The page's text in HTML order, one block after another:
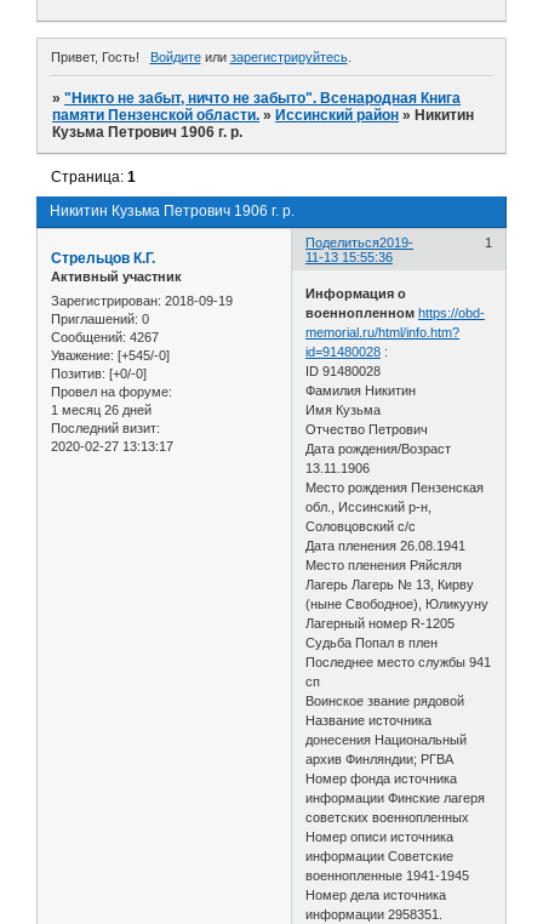
Привет, Гость! Войдитеили зарегистрируйтесь.
»"Никто не забыт, ничто не забыто". Всенародная Книга
памяти Пензенской области. » Иссинский район » Никитин
Кузьма Петрович 1906 г. р.
Никитин Кузьма Петрович 1906 г. р.
Страница:1
Поделиться 1
2019-
11-13 15:55:36
Стрельцов К.Г.
Активный участник
Зарегистрирован: 2018-09-19
Приглашений: 0
Сообщений: 4267
Уважение: [+545/-0]
Позитив: [+0/-0]
Провел на форуме:
1 месяц 26 дней
Последний визит:
2020-02-27 13:13:17
Информация о
военнопленном https://obd-
memorial.ru/html/info.htm?
id=91480028 :
ID 91480028
Фамилия Никитин
Имя Кузьма
Отчество Петрович
Дата рождения/Возраст
13.11.1906
Место рождения Пензенская
обл., Иссинский р-н,
Соловцовский с/с
Дата пленения 26.08.1941
Место пленения Ряйсяля
Лагерь Лагерь № 13, Кирву
(ныне Свободное), Юликууну
Лагерный номер R-1205
Судьба Попал в плен
Последнее место службы 941
сп
Воинское звание рядовой
Название источника
донесения Национальный
архив Финляндии; РГВА
Номер фонда источника
информации Финские лагеря
советских военнопленных
Номер описи источника
информации Советские
военнопленные 1941-1945
Номер дела источника
информации 2958351.